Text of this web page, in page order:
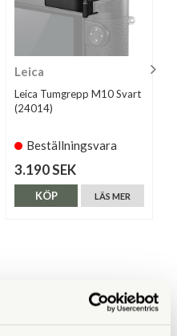
Leica
Leica Tumgrepp M10 Svart
(24014)
Beställningsvara
3.190 SEK
LÄS MER
KÖP